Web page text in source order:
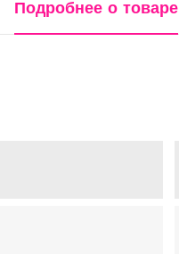
Подробнее о товаре